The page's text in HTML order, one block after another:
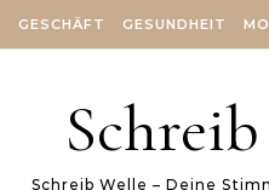
GESCHÄFT GESUNDHEIT
Schreib Welle – Deine